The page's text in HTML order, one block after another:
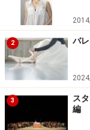
2 バ
3
ス
編